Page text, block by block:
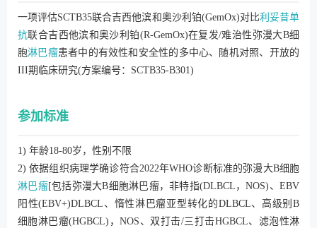
一项评估SCTB35联合吉西他滨和奥沙利铂(GemOx)对比利妥昔单
抗联合吉西他滨和奥沙利铂(R-GemOx)在复发/难治性弥漫大B细
胞淋巴瘤患者中的有效性和安全性的多中心、随机对照、开放的
III期临床研究(方案编号：SCTB35-B301)
参加标准
1) 年龄18-80岁，性别不限
2) 依据组织病理学确诊符合2022年WHO诊断标准的弥漫大B细胞
淋巴瘤 [包括弥漫大B细胞淋巴瘤，非特指(DLBCL，NOS)、EBV
阳性(EBV+)DLBCL、惰性淋巴瘤亚型转化的DLBCL、高级别B
细胞淋巴瘤(HGBCL)，NOS、双打击/三打击HGBCL、滤泡性淋